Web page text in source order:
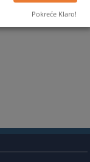
Pokreće Klaro!